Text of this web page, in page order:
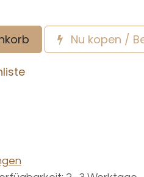
Nu kopen /